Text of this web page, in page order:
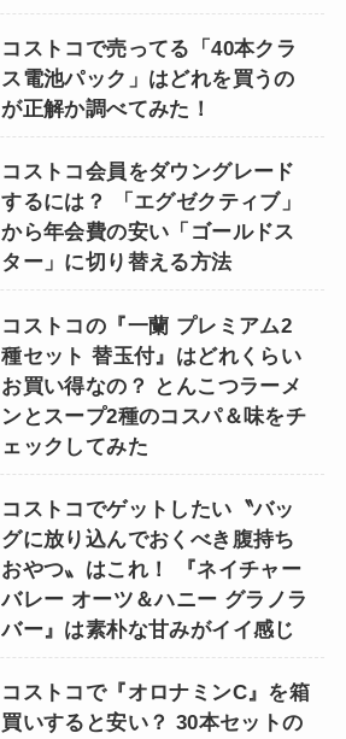
コストコで売ってる「40本クラ
ス電池パック」はどれを買うの
が正解か調べてみた！
コストコ会員をダウングレード
するには？ 「エグゼクティブ」
から年会費の安い「ゴールドス
ター」に切り替える方法
コストコの『一蘭 プレミアム2
種セット 替玉付』はどれくらい
お買い得なの？ とんこつラーメ
ンとスープ2種のコスパ＆味をチ
ェックしてみた
コストコでゲットしたい〝バッ
グに放り込んでおくべき腹持ち
おやつ〟はこれ！ 『ネイチャー
バレー オーツ＆ハニー グラノラ
バー』は素朴な甘みがイイ感じ
コストコで『オロナミンC』を箱
買いすると安い？ 30本セットの